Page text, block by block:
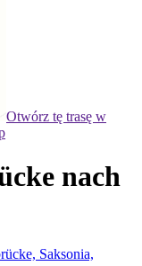
Otwórz tę trasę w
nach
Saksonia,